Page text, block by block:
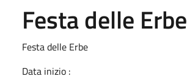
Festa delle Erbe
Festa delle Erbe
Data inizio :